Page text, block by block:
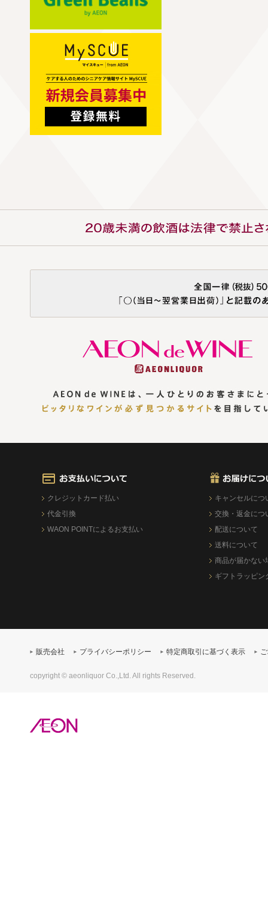
クレジットカード払い
代金引換
WAON POINTによるお支払い
キャンセルにつ
交換・返金につ
配送について
送料について
商品が届かない
ギフトラッピン
販売会社 プライバシーポリシー 特定商取引に基づく表示
copyright © aeonliquor Co.,Ltd. All rights Reserved.